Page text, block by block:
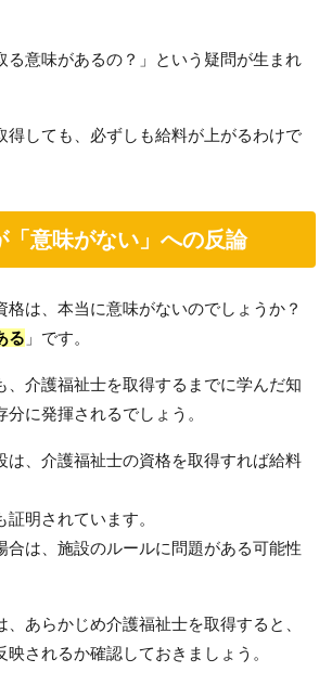
る意味があるの？」という疑問が生まれ
得しても、必ずしも給料が上がるわけで
「意味がない」への反論
格は、本当に意味がないのでしょうか？
る 」です。
、介護福祉士を取得するまでに学んだ知
に発揮されるでしょう。
は、介護福祉士の資格を取得すれば給料
明されています。
合は、施設のルールに問題がある可能性
あらかじめ介護福祉士を取得すると、
映されるか確認しておきましょう。